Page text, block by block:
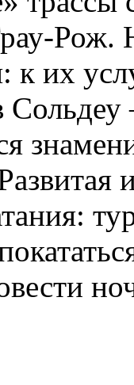
Рож.
к их